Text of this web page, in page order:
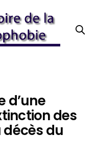
d’une
des
du